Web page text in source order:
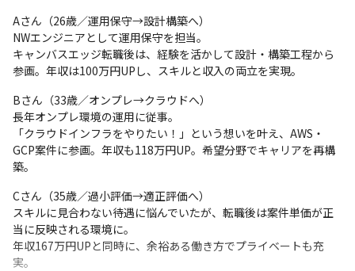
Aさん（26歳／運用保守→設計構築へ）
NWエンジニアとして運用保守を担当。
キャンバスエッジ転職後は、経験を活かして設計・構築工程から
参画。年収は100万円UPし、スキルと収入の両立を実現。
Bさん（33歳／オンプレ→クラウドへ）
長年オンプレ環境の運用に従事。
「クラウドインフラをやりたい！」という想いを叶え、AWS・
GCP案件に参画。年収も118万円UP。希望分野でキャリアを再構
築。
Cさん（35歳／過小評価→適正評価へ）
スキルに見合わない待遇に悩んでいたが、転職後は案件単価が正
当に反映される環境に。
年収167万円UPと同時に、余裕ある働き方でプライベートも充
実。